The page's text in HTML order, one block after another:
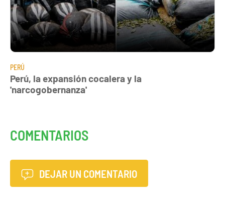
PERÚ
Perú, la expansión cocalera y la
'narcogobernanza'
COMENTARIOS
DEJAR UN COMENTARIO